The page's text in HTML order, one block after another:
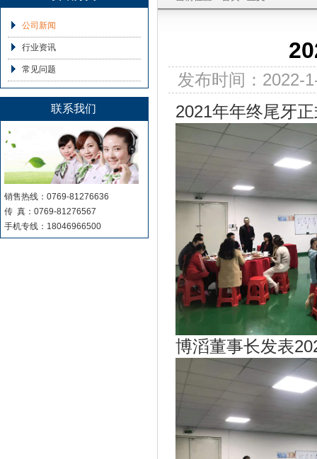
公司新闻
行业资讯
常见问题
联系我们
销售热线：0769-81276636
传 真：0769-81276567
手机专线：18046966500
发布时间：2022-
2021年年终尾牙
博滔董事长发表